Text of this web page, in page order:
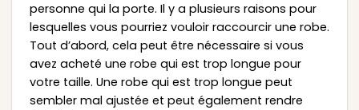
personne qui la porte. Il y a plusieurs raisons pour
lesquelles vous pourriez vouloir raccourcir une robe.
Tout d’abord, cela peut être nécessaire si vous
avez acheté une robe qui est trop longue pour
votre taille. Une robe qui est trop longue peut
sembler mal ajustée et peut également rendre